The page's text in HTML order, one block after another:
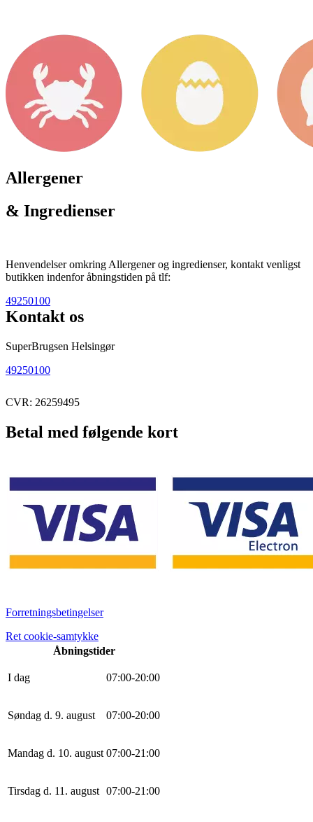
Allergener
& Ingredienser
Henvendelser omkring Allergener og ingredienser, kontakt venligst
butikken indenfor åbningstiden på tlf:
49250100
Kontakt os
SuperBrugsen Helsingør
49250100
CVR: 26259495
Betal med følgende kort
Forretningsbetingelser
Ret cookie-samtykke
Åbningstider
I dag 07:00-20:00
Søndag d. 9. august 07:00-20:00
Mandag d. 10. august 07:00-21:00
Tirsdag d. 11. august 07:00-21:00